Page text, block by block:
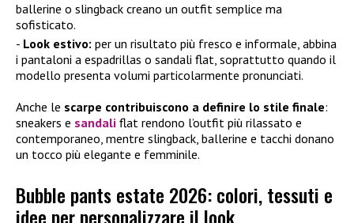
ballerine o slingback creano un outfit semplice ma
sofisticato.
Look estivo: per un risultato più fresco e informale, abbina
i pantaloni a espadrillas o sandali flat, soprattutto quando il
modello presenta volumi particolarmente pronunciati.
Anche le scarpe contribuiscono a definire lo stile finale:
sneakers e sandali flat rendono l’outfit più rilassato e
contemporaneo, mentre slingback, ballerine e tacchi donano
un tocco più elegante e femminile.
Bubble pants estate 2026: colori, tessuti e
idee per personalizzare il look